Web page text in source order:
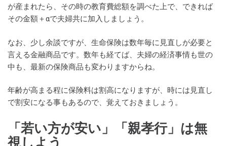
が産まれたら、その時の教育費総額を調べた上で、できれば
その金額＋αで夫婦共に加入しましょう。
なお、少し余談ですが、生命保険は数年毎に見直しが必要と
言える金融商品です。数年も経てば、夫婦の経済事情も世の
中も、最新の保険商品も変わりますからね。
年齢が高まる程に保険料は割高になりますが、時には見直し
で割安になる事もあるので、覚えておきましょう。
「若い方が安い」「親孝行」は無
視しよう